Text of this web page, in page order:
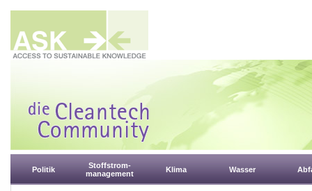
Politik
Stoffstrom-
management
Klima Wasser